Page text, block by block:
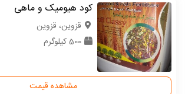
کود هیومیک و ماهی
قزوین، قزوین
500 کیلوگرم
مشاهده قیمت